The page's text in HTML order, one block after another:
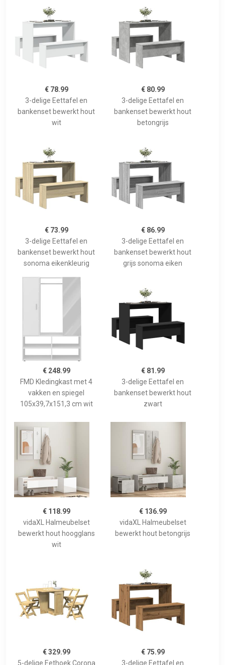
€ 78.99
3-delige Eettafel en
bankenset bewerkt hout
wit
€ 80.99
3-delige Eettafel en
bankenset bewerkt hout
betongrijs
€ 73.99
3-delige Eettafel en
bankenset bewerkt hout
sonoma eikenkleurig
€ 86.99
3-delige Eettafel en
bankenset bewerkt hout
grijs sonoma eiken
€ 248.99
FMD Kledingkast met 4
vakken en spiegel
105x39,7x151,3 cm wit
€ 81.99
3-delige Eettafel en
bankenset bewerkt hout
zwart
€ 118.99
vidaXL Halmeubelset
bewerkt hout hoogglans
wit
€ 136.99
vidaXL Halmeubelset
bewerkt hout betongrijs
€ 329.99
5-delige Eethoek Corona
€ 75.99
3-delige Eettafel en